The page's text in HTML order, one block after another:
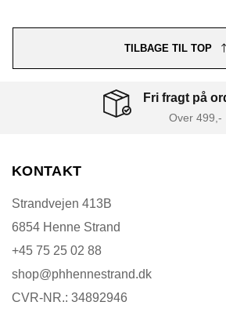
TILBAGE TIL TOP
Fri fragt på
Over 499,-
KONTAKT
Strandvejen 413B
6854 Henne Strand
+45 75 25 02 88
shop@phhennestrand.dk
CVR-NR.: 34892946